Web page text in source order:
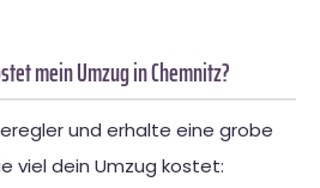
mein Umzug in Chemnitz?
und erhalte eine grobe
viel dein Umzug kostet: